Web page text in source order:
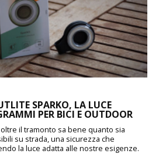
SPARKO, LA LUCE
PER BICI E OUTDOOR
il tramonto sa bene quanto sia
su strada, una sicurezza che
la luce adatta alle nostre esigenze.